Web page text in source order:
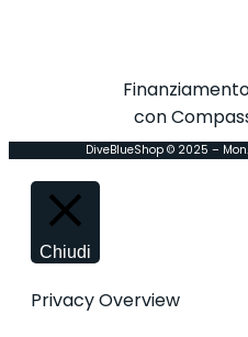
con
DiveBlueShop © 2025 –
Chiudi
Privacy Overview